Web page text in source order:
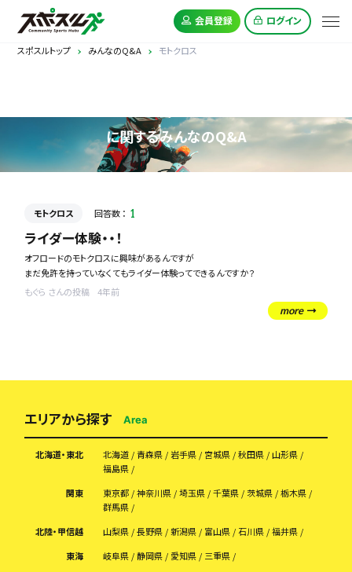
会員登録 ログイン
スポスルトップ みんなのQ&A モトクロス
に関するみんなのQ&A
モトクロス 回答数 ： 1
ライダー体験・・！
オフロードのモトクロスに興味があるんですが
まだ免許を持っていなくてもライダー体験ってできるんですか？
もぐら さんの投稿
4年前
more
エリアから探す Area
北海道・東北 北海道 青森県 岩手県 宮城県 秋田県
山形県
福島県
関東
東京都 神奈川県 埼玉県 千葉県 茨城県
栃木県
群馬県
北陸・甲信越
山梨県 長野県 新潟県 富山県 石川県
福井県
東海
岐阜県 静岡県 愛知県
三重県